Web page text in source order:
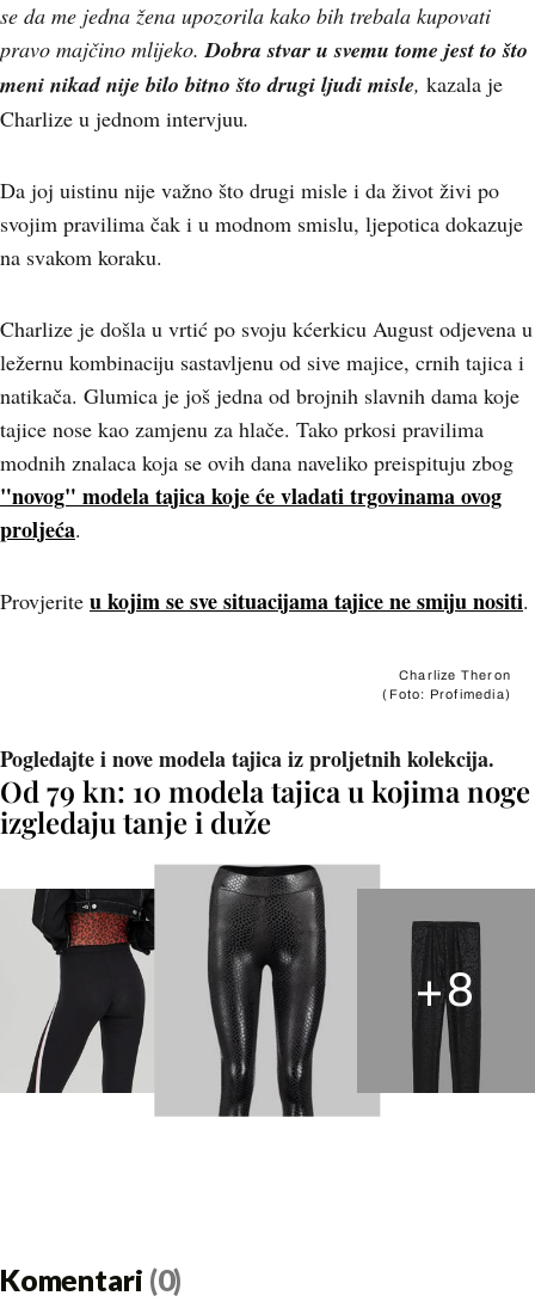
se da me jedna žena upozorila kako bih trebala kupovati
pravo majčino mlijeko.Dobra stvar u svemu tome jest to što
meni nikad nije bilo bitno što drugi ljudi misle, kazala je
Charlize u jednom intervjuu.
Da joj uistinu nije važno što drugi misle i da život živi po
svojim pravilima čak i u modnom smislu, ljepotica dokazuje
na svakom koraku.
Charlize je došla u vrtić po svoju kćerkicu August odjevena u
ležernu kombinaciju sastavljenu od sive majice, crnih tajica i
natikača. Glumica je još jedna od brojnih slavnih dama koje
tajice nose kao zamjenu za hlače. Tako prkosi pravilima
modnih znalaca koja se ovih dana naveliko preispituju zbog
"novog" modela tajica koje će vladati trgovinama ovog
proljeća.
Provjerite u kojim se sve situacijama tajice ne smiju nositi.
Charlize Theron
(Foto: Profimedia)
Pogledajte i nove modela tajica iz proljetnih kolekcija.
Od 79 kn: 10 modela tajica u kojima noge
izgledaju tanje i duže
+8
Komentari (0)